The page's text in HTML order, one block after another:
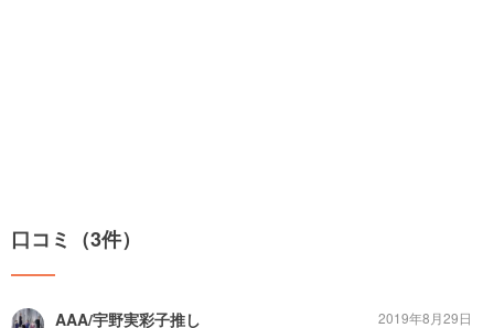
口コミ（3件）
AAA/宇野実彩子推し
2019年8月29日